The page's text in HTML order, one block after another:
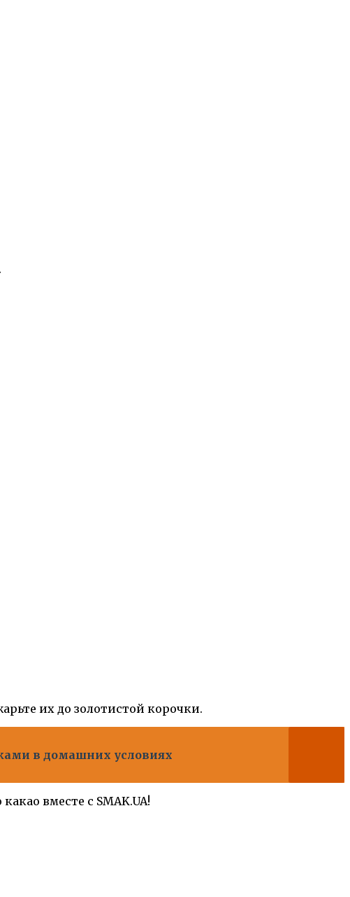
их до золотистой корочки.
в домашних условиях
вместе с SMAK.UA!